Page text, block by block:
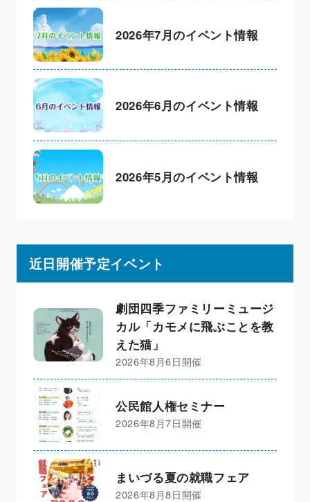
2026年7月のイベント情報
2026年6月のイベント情報
2026年5月のイベント情報
近日開催予定イベント
劇団四季ファミリーミュージ
カル「カモメに飛ぶことを教
えた猫」
2026年8月6日開催
公民館人権セミナー
2026年8月7日開催
まいづる夏の就職フェア
2026年8月8日開催